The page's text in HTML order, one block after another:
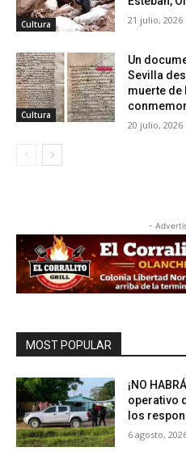
Cultura 21 julio, 2026
Cultura
Un
Sevilla
muerte de
20 julio, 2026
-
MOST POPULAR
¡NO
operativo
los
6 agosto,